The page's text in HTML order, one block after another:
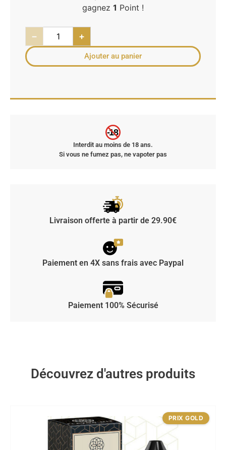
gagnez 1 Point !
− +
Ajouter au panier
-18
Interdit au moins de 18 ans.
Si vous ne fumez pas, ne vapoter pas
Livraison offerte à partir de 29.90€
Paiement en 4X sans frais avec Paypal
Paiement 100% Sécurisé
Découvrez d'autres produits
PRIX GOLD